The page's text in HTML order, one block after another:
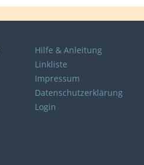
Hilfe & Anleitung
Linkliste
Impressum
Datenschutzerklärung
Login